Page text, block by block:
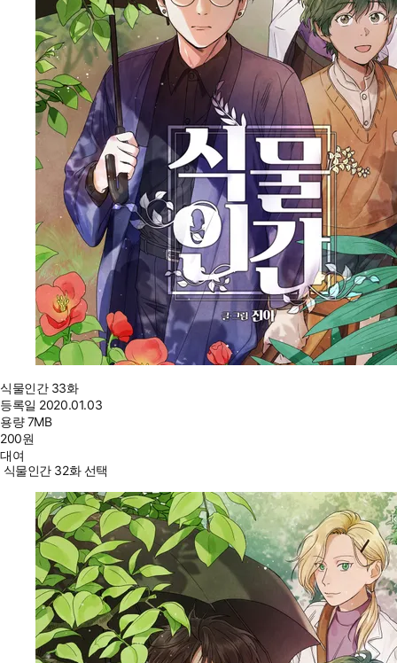
식물인간 33화
등록일 2020.01.03
용량7MB
200원
대여
식물인간 32화 선택